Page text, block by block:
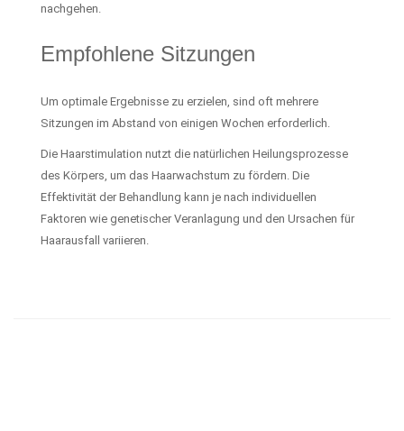
nachgehen.
Empfohlene Sitzungen
Um optimale Ergebnisse zu erzielen, sind oft mehrere
Sitzungen im Abstand von einigen Wochen erforderlich.
Die Haarstimulation nutzt die natürlichen Heilungsprozesse
des Körpers, um das Haarwachstum zu fördern. Die
Effektivität der Behandlung kann je nach individuellen
Faktoren wie genetischer Veranlagung und den Ursachen für
Haarausfall variieren.